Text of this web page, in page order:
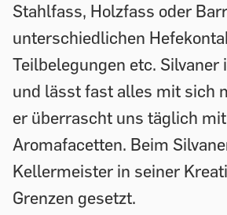
Stahlfass, Holzfass oder
unterschiedlichen
Teilbelegungen etc. Silvaner
und lässt fast alles mit sich
er überrascht uns täglich
Aromafacetten. Beim
Kellermeister in seiner
Grenzen gesetzt.